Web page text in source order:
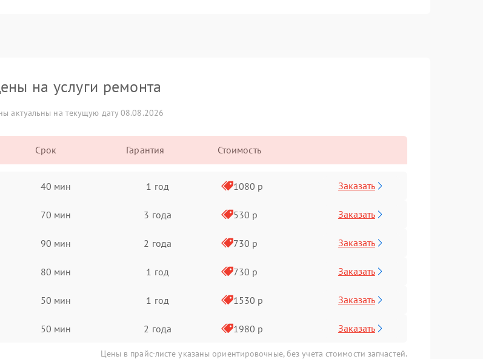
на услуги ремонта
актуальны на текущую дату 08.08.2026
Срок Гарантия Стоимость
40 мин 1 год 1080 р Заказать
70 мин 3 года 530 р Заказать
90 мин 2 года 730 р Заказать
80 мин 1 год 730 р Заказать
50 мин 1 год 1530 р Заказать
50 мин 2 года 1980 р Заказать
Цены в прайс-листе указаны ориентировочные, без учета стоимости запчастей.